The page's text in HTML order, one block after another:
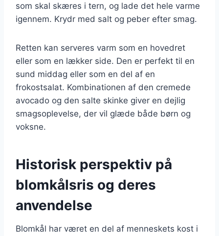
som skal skæres i tern, og lade det hele varme
igennem. Krydr med salt og peber efter smag.
Retten kan serveres varm som en hovedret
eller som en lækker side. Den er perfekt til en
sund middag eller som en del af en
frokostsalat. Kombinationen af den cremede
avocado og den salte skinke giver en dejlig
smagsoplevelse, der vil glæde både børn og
voksne.
Historisk perspektiv på
blomkålsris og deres
anvendelse
Blomkål har været en del af menneskets kost i